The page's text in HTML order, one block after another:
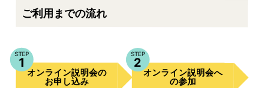
ご利用までの流れ
STEP
1
オンライン説明会の
お申し込み
STEP
2
オンライン説明会へ
の参加